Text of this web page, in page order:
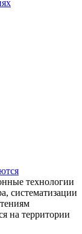
технологии
систематизации
на территории